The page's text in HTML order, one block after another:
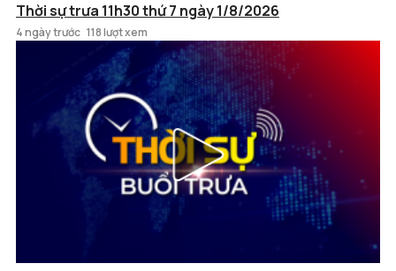
Thời sự trưa 11h30 thứ 7 ngày 1/8/2026
4 ngày trước 118 lượt xem